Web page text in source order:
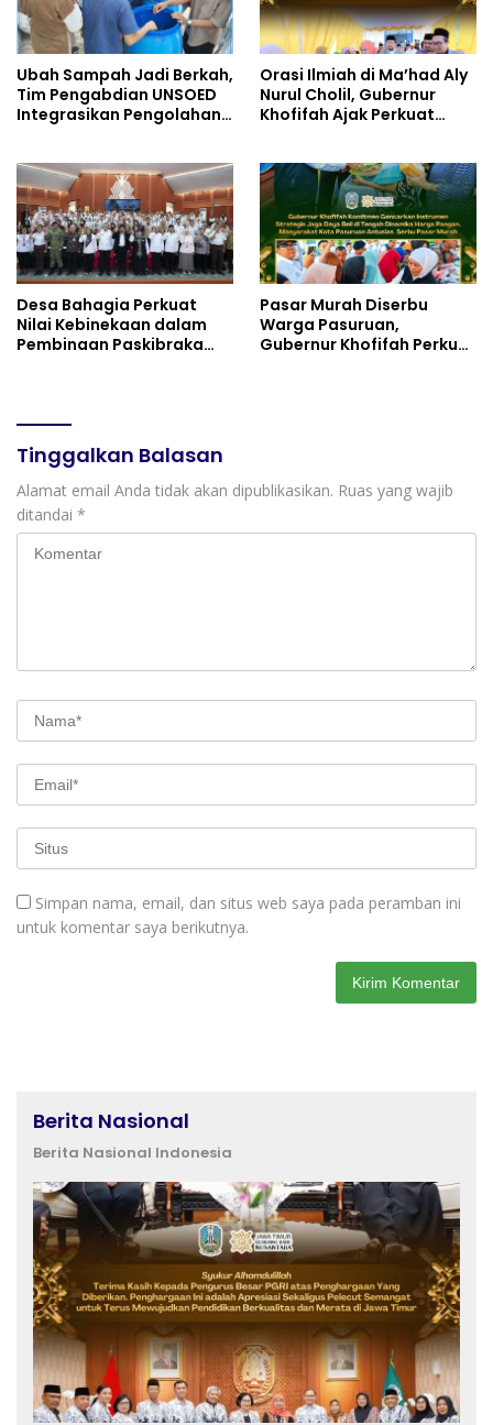
Ubah Sampah Jadi Berkah,
Tim Pengabdian UNSOED
Integrasikan Pengolahan
Mutiara Hati Purwokerto
Orasi Ilmiah di Ma’had Aly
Nurul Cholil, Gubernur
Khofifah Ajak Perkuat
Desa Bahagia Perkuat
Nilai Kebinekaan dalam
Pembinaan Paskibraka
Pasar Murah Diserbu
Warga Pasuruan,
Gubernur Khofifah Perkuat
Tinggalkan Balasan
Alamat email Anda tidak akan dipublikasikan. Ruas yang wajib
ditandai *
Simpan nama, email, dan situs web saya pada peramban ini
untuk komentar saya berikutnya.
Berita Nasional
Berita Nasional Indonesia